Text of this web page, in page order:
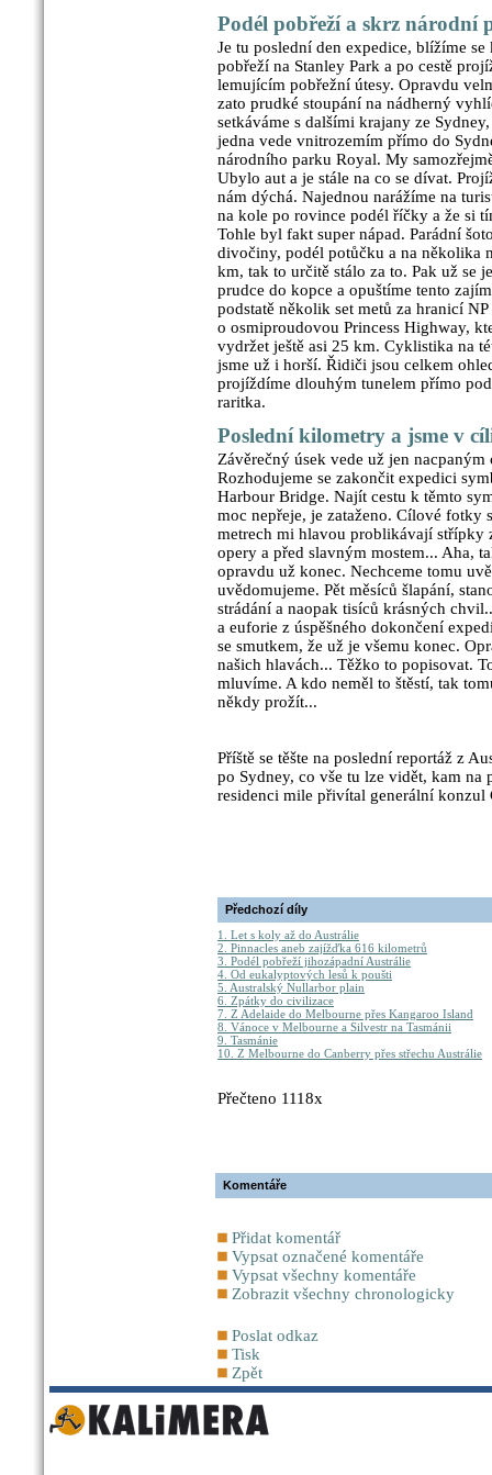
Podél pobřeží a skrz národní
Je tu poslední den expedice, blížíme
pobřeží na Stanley Park a po cestě
lemujícím pobřežní útesy. Opravdu
zato prudké stoupání na nádherný
setkáváme s dalšími krajany ze
jedna vede vnitrozemím přímo do
národního parku Royal. My
Ubylo aut a je stále na co se dívat.
nám dýchá. Najednou narážíme na
na kole po rovince podél říčky a že si
Tohle byl fakt super nápad. Parádní
divočiny, podél potůčku a na několika
km, tak to určitě stálo za to. Pak už se
prudce do kopce a opuštíme tento
podstatě několik set metů za hranicí
o osmiproudovou Princess Highway,
vydržet ještě asi 25 km. Cyklistika na
jsme už i horší. Řidiči jsou celkem
projíždíme dlouhým tunelem přímo
raritka.
Poslední kilometry a jsme v
Závěrečný úsek vede už jen
Rozhodujeme se zakončit expedici
Harbour Bridge. Najít cestu k těmto
moc nepřeje, je zataženo. Cílové fotky
metrech mi hlavou problikávají střípky
opery a před slavným mostem... Aha,
opravdu už konec. Nechceme tomu
uvědomujeme. Pět měsíců šlapání,
strádání a naopak tisíců krásných
a euforie z úspěšného dokončení
se smutkem, že už je všemu konec.
našich hlavách... Těžko to popisovat.
mluvíme. A kdo neměl to štěstí, tak
někdy prožít...
Příště se těšte na poslední reportáž z
po Sydney, co vše tu lze vidět, kam na
residenci mile přivítal generální
Předchozí díly
1. Let s koly až do Austrálie
2. Pinnacles aneb zajížďka 616 kilometrů
3. Podél pobřeží jihozápadní Austrálie
4. Od eukalyptových lesů k poušti
5. Australský Nullarbor plain
6. Zpátky do civilizace
7. Z Adelaide do Melbourne přes Kangaroo Island
8. Vánoce v Melbourne a Silvestr na Tasmánii
9. Tasmánie
10. Z Melbourne do Canberry přes střechu Austrálie
Přečteno 1118x
Komentáře
Přidat komentář
Vypsat označené komentáře
Vypsat všechny komentáře
Zobrazit všechny chronologicky
Poslat odkaz
Tisk
Zpět